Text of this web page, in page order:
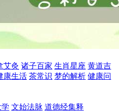
艾灸 诸子百家 生肖星座 黄道吉
康生活 茶常识 梦的解析 健康问
文始法脉 道德经集释